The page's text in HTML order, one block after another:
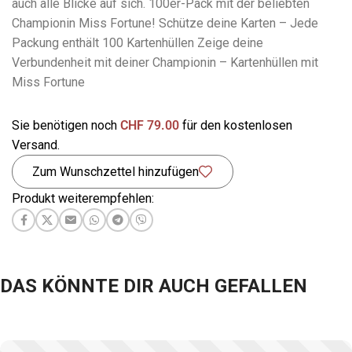
auch alle Blicke auf sich. 100er-Pack mit der beliebten
Championin Miss Fortune! Schütze deine Karten – Jede
Packung enthält 100 Kartenhüllen Zeige deine
Verbundenheit mit deiner Championin – Kartenhüllen mit
Miss Fortune
Sie benötigen noch CHF 79.00 für den kostenlosen
Versand.
Zum Wunschzettel hinzufügen
Produkt weiterempfehlen:
DAS KÖNNTE DIR AUCH GEFALLEN